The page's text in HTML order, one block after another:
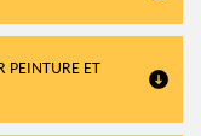
PEINTURE ET